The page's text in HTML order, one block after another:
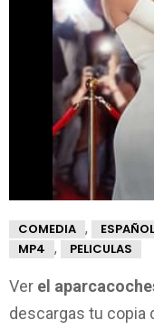
COMEDIA ,
MP4 , PELICULAS
Ver el
descargas tu copia